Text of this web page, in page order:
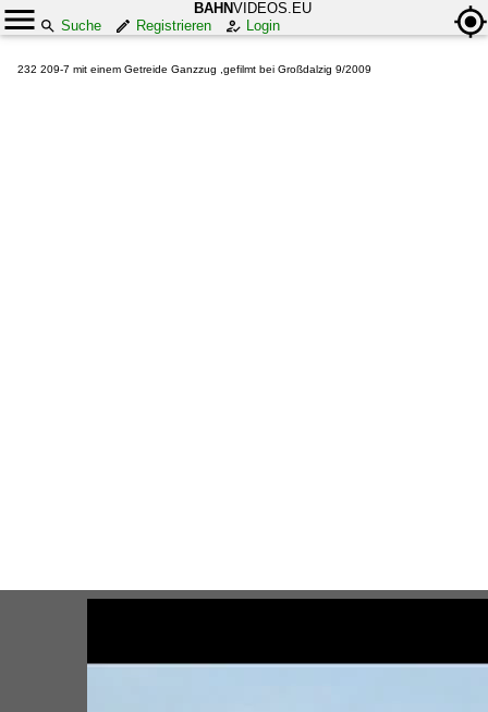
BAHNVIDEOS.EU
Suche
Registrieren Login
232 209-7 mit einem Getreide Ganzzug ,gefilmt bei Großdalzig 9/2009